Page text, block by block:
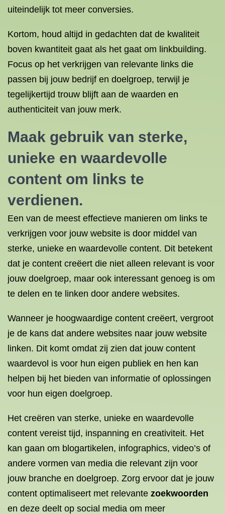
uiteindelijk tot meer conversies.
Kortom, houd altijd in gedachten dat de kwaliteit
boven kwantiteit gaat als het gaat om linkbuilding.
Focus op het verkrijgen van relevante links die
passen bij jouw bedrijf en doelgroep, terwijl je
tegelijkertijd trouw blijft aan de waarden en
authenticiteit van jouw merk.
Maak gebruik van sterke,
unieke en waardevolle
content om links te
verdienen.
Een van de meest effectieve manieren om links te
verkrijgen voor jouw website is door middel van
sterke, unieke en waardevolle content. Dit betekent
dat je content creëert die niet alleen relevant is voor
jouw doelgroep, maar ook interessant genoeg is om
te delen en te linken door andere websites.
Wanneer je hoogwaardige content creëert, vergroot
je de kans dat andere websites naar jouw website
linken. Dit komt omdat zij zien dat jouw content
waardevol is voor hun eigen publiek en hen kan
helpen bij het bieden van informatie of oplossingen
voor hun eigen doelgroep.
Het creëren van sterke, unieke en waardevolle
content vereist tijd, inspanning en creativiteit. Het
kan gaan om blogartikelen, infographics, video’s of
andere vormen van media die relevant zijn voor
jouw branche en doelgroep. Zorg ervoor dat je jouw
content optimaliseert met relevante zoekwoorden
en deze deelt op social media om meer